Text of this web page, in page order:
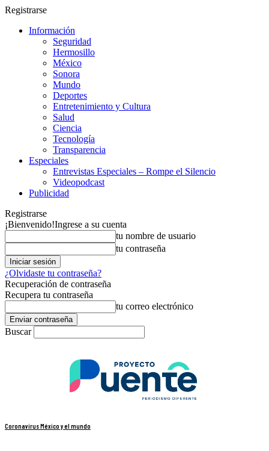
Registrarse
Información
Seguridad
Hermosillo
México
Sonora
Mundo
Deportes
Entretenimiento y Cultura
Salud
Ciencia
Tecnología
Transparencia
Especiales
Entrevistas Especiales – Rompe el Silencio
Videopodcast
Publicidad
Registrarse
¡Bienvenido!Ingrese a su cuenta
tu nombre de usuario
tu contraseña
¿Olvidaste tu contraseña?
Recuperación de contraseña
Recupera tu contraseña
tu correo electrónico
Buscar
Coronavirus México y el mundo